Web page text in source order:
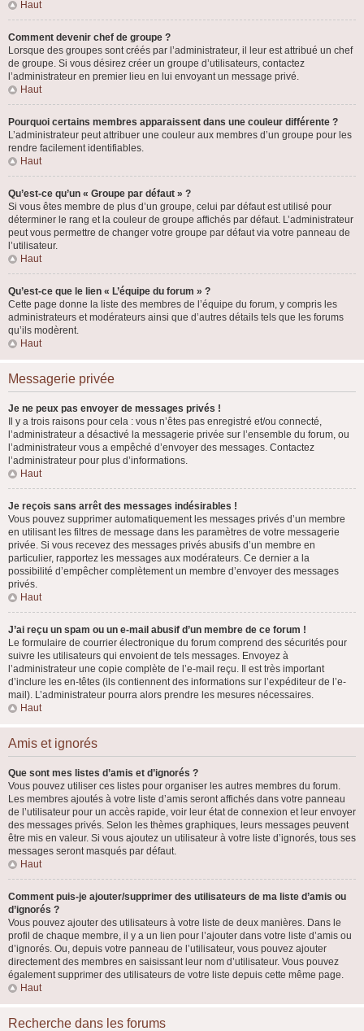
Haut
Comment devenir chef de groupe ?
Lorsque des groupes sont créés par l’administrateur, il leur est attribué un chef
de groupe. Si vous désirez créer un groupe d’utilisateurs, contactez
l’administrateur en premier lieu en lui envoyant un message privé.
Haut
Pourquoi certains membres apparaissent dans une couleur différente ?
L’administrateur peut attribuer une couleur aux membres d’un groupe pour les
rendre facilement identifiables.
Haut
Qu’est-ce qu’un « Groupe par défaut » ?
Si vous êtes membre de plus d’un groupe, celui par défaut est utilisé pour
déterminer le rang et la couleur de groupe affichés par défaut. L’administrateur
peut vous permettre de changer votre groupe par défaut via votre panneau de
l’utilisateur.
Haut
Qu’est-ce que le lien « L’équipe du forum » ?
Cette page donne la liste des membres de l’équipe du forum, y compris les
administrateurs et modérateurs ainsi que d’autres détails tels que les forums
qu’ils modèrent.
Haut
Messagerie privée
Je ne peux pas envoyer de messages privés !
Il y a trois raisons pour cela : vous n’êtes pas enregistré et/ou connecté,
l’administrateur a désactivé la messagerie privée sur l’ensemble du forum, ou
l’administrateur vous a empêché d’envoyer des messages. Contactez
l’administrateur pour plus d’informations.
Haut
Je reçois sans arrêt des messages indésirables !
Vous pouvez supprimer automatiquement les messages privés d’un membre
en utilisant les filtres de message dans les paramètres de votre messagerie
privée. Si vous recevez des messages privés abusifs d’un membre en
particulier, rapportez les messages aux modérateurs. Ce dernier a la
possibilité d’empêcher complètement un membre d’envoyer des messages
privés.
Haut
J’ai reçu un spam ou un e-mail abusif d’un membre de ce forum !
Le formulaire de courrier électronique du forum comprend des sécurités pour
suivre les utilisateurs qui envoient de tels messages. Envoyez à
l’administrateur une copie complète de l’e-mail reçu. Il est très important
d’inclure les en-têtes (ils contiennent des informations sur l’expéditeur de l’e-
mail). L’administrateur pourra alors prendre les mesures nécessaires.
Haut
Amis et ignorés
Que sont mes listes d’amis et d’ignorés ?
Vous pouvez utiliser ces listes pour organiser les autres membres du forum.
Les membres ajoutés à votre liste d’amis seront affichés dans votre panneau
de l’utilisateur pour un accès rapide, voir leur état de connexion et leur envoyer
des messages privés. Selon les thèmes graphiques, leurs messages peuvent
être mis en valeur. Si vous ajoutez un utilisateur à votre liste d’ignorés, tous ses
messages seront masqués par défaut.
Haut
Comment puis-je ajouter/supprimer des utilisateurs de ma liste d’amis ou
d’ignorés ?
Vous pouvez ajouter des utilisateurs à votre liste de deux manières. Dans le
profil de chaque membre, il y a un lien pour l’ajouter dans votre liste d’amis ou
d’ignorés. Ou, depuis votre panneau de l’utilisateur, vous pouvez ajouter
directement des membres en saisissant leur nom d’utilisateur. Vous pouvez
également supprimer des utilisateurs de votre liste depuis cette même page.
Haut
Recherche dans les forums